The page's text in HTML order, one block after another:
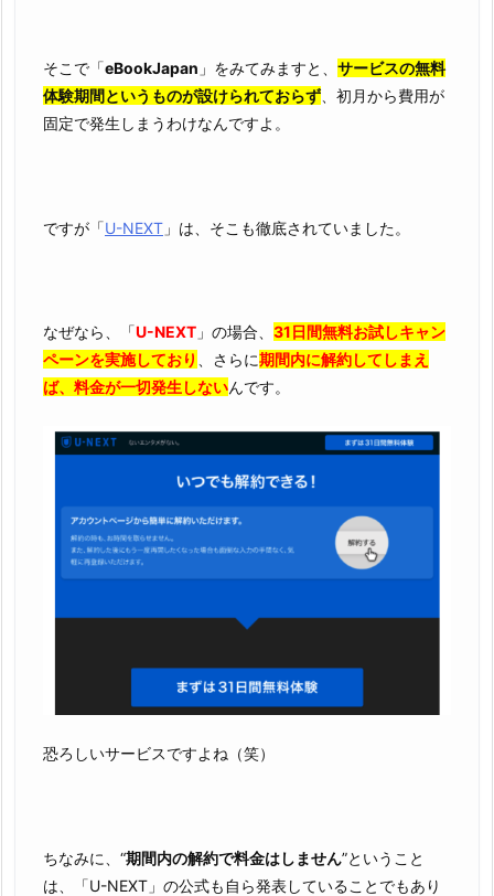
そこで「eBookJapan 」をみてみますと、 サービスの無料
体験期間というものが設けられておらず 、初月から費用が
固定で発生しまうわけなんですよ。
ですが「U-NEXT 」は、そこも徹底されていました。
なぜなら、「U-NEXT 」の場合、 31日間無料お試しキャン
ペーンを実施しており
、さらに期間内に解約してしまえ
ば、料金が一切発生しないんです。
恐ろしいサービスですよね（笑）
ちなみに、“期間内の解約で料金はしません”ということ
は、「U-NEXT」の公式も自ら発表していることでもあり